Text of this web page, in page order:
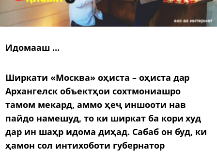
Идомааш ...
Ширкати «Москва» оҳиста – оҳиста дар
Архангелск объектҳои сохтмониашро
тамом мекард, аммо ҳеҷ иншооти нав
пайдо намешуд, то ки ширкат ба кори худ
дар ин шаҳр идома диҳад. Сабаб он буд, ки
ҳамон сол интихоботи губернатор